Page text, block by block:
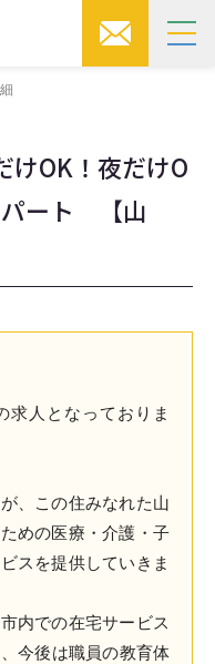
けOK！夜だけO
ート 【山
求人となっておりま
、この住みなれた山
めの医療・介護・子
スを提供していきま
内での在宅サービス
今後は職員の教育体